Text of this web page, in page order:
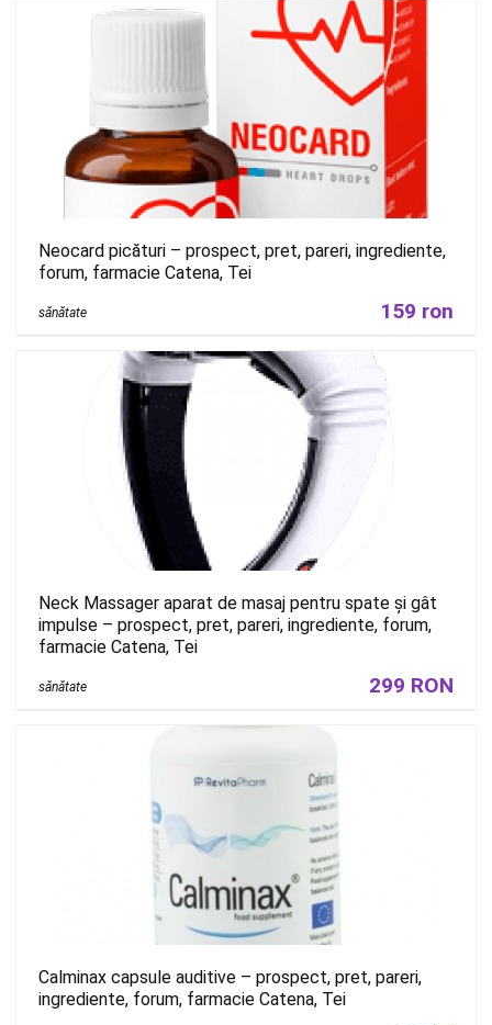
Neocard picături – prospect, pret, pareri, ingrediente,
forum, farmacie Catena, Tei
sănătate 159 ron
Neck Massager aparat de masaj pentru spate și gât
impulse – prospect, pret, pareri, ingrediente, forum,
farmacie Catena, Tei
sănătate 299 RON
Calminax capsule auditive – prospect, pret, pareri,
ingrediente, forum, farmacie Catena, Tei